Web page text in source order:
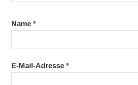
Name *
E-Mail-Adresse *